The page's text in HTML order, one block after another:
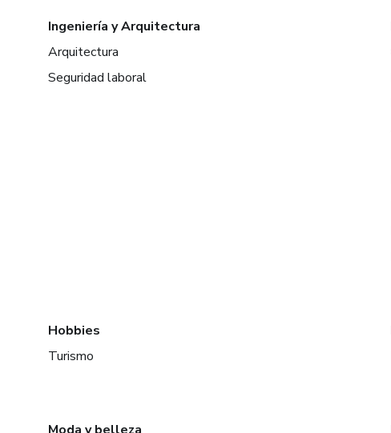
Ingeniería y Arquitectura
Arquitectura
Seguridad laboral
Hobbies
Turismo